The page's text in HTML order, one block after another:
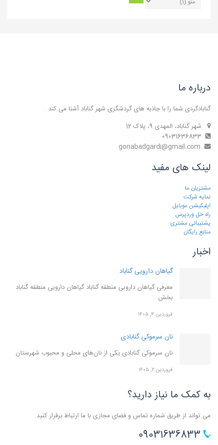
درباره ما
گنابادگردی شما را با جاذبه های گردشگری شهر گناباد آشنا می کند .
شهر گناباد، المهدی 9، پلاک 12
لینک های مفید
مشتریان ما
نمایه شرکت
اپلیکیشن موبایل
راه حل وردپرس
پشتیبانی مشتری
منابع رایگان
اخبار
گیاهان دارویی گناباد
معرفی گیاهان دارویی منطقه گناباد گیاهان دارویی منطقه گناباد
بخش
فروردین ۴, ۱۴۰۵
نان سرموکی گنابادی
نان سرموکی گنابادی یکی از نان‌های محلی و محبوب شهرستان
فروردین ۲, ۱۴۰۵
به کمک ما نیاز دارید؟
می تواند از طریق شماره تماس و فضای مجازی با ما ارتباط برقرار کنید.